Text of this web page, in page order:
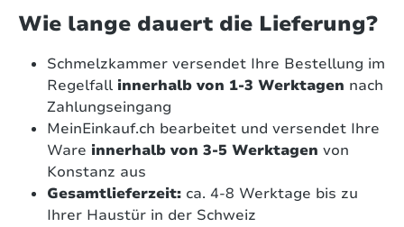
Wie lange dauert die Lieferung?
Schmelzkammer versendet Ihre Bestellung im
Regelfall innerhalb von 1-3 Werktagen nach
Zahlungseingang
MeinEinkauf.ch bearbeitet und versendet Ihre
Ware innerhalb von 3-5 Werktagen von
Konstanz aus
Gesamtlieferzeit: ca. 4-8 Werktage bis zu
Ihrer Haustür in der Schweiz